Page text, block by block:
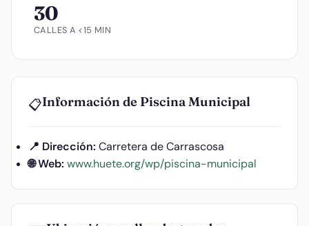
30
CALLES A <15 MIN
📋Información de Piscina Municipal
📍 Dirección: Carretera de Carrascosa
🌐 Web: www.huete.org/wp/piscina-municipal